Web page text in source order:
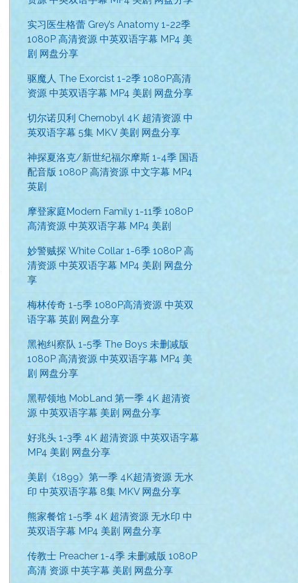
实习医生格蕾 Grey’s Anatomy 1-22季
1080P 高清资源 中英双语字幕 MP4 美
剧 网盘分享
驱魔人 The Exorcist 1-2季 1080P高清
资源 中英双语字幕 MP4 美剧 网盘分享
切尔诺贝利 Chernobyl 4K 超清资源 中
英双语字幕 5集 MKV 美剧 网盘分享
神探夏洛克/新世纪福尔摩斯 1-4季 国语
配音版 1080P 高清资源 中文字幕 MP4
英剧
摩登家庭Modern Family 1-11季 1080P
高清资源 中英双语字幕 MP4 美剧
妙警贼探 White Collar 1-6季 1080P 高
清资源 中英双语字幕 MP4 美剧 网盘分
享
梅林传奇 1-5季 1080P高清资源 中英双
语字幕 英剧 网盘分享
黑袍纠察队 1-5季 The Boys 未删减版
1080P 高清资源 中英双语字幕 MP4 美
剧 网盘分享
黑帮领地 MobLand 第一季 4K 超清资
源 中英双语字幕 美剧 网盘分享
好兆头 1-3季 4K 超清资源 中英双语字幕
MP4 美剧 网盘分享
美剧《1899》第一季 4K超清资源 无水
印 中英双语字幕 8集 MKV 网盘分享
熊家餐馆 1-5季 4K 超清资源 无水印 中
英双语字幕 MP4 美剧 网盘分享
传教士 Preacher 1-4季 未删减版 1080P
高清 资源 中英字幕 美剧 网盘分享